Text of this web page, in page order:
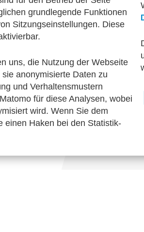
und elektronische
SERVICE
Kontakt
Impressum
grundlegende Funktionen
Sitzungseinstellungen. Diese
uns, die Nutzung der Webseite
anonymisierte Daten zu
und Verhaltensmustern
für diese Analysen, wobei
wird. Wenn Sie dem
einen Haken bei den Statistik-